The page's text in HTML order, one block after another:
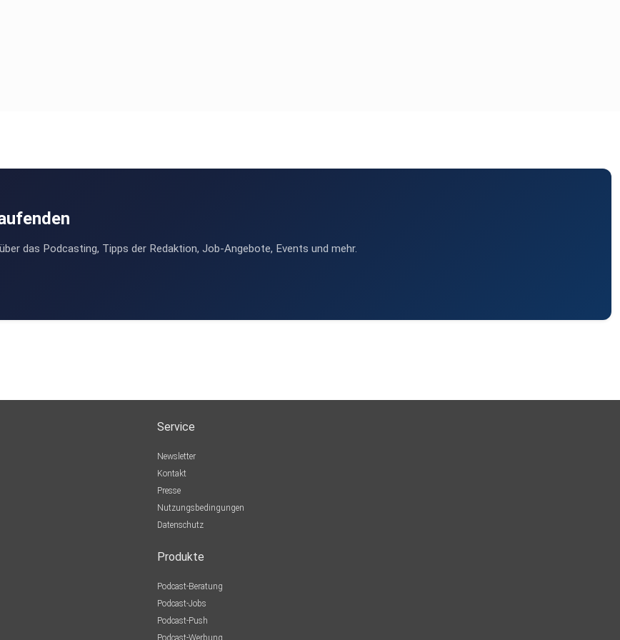
das Podcasting, Tipps der Redaktion, Job-Angebote, Events und mehr.
Service
Newsletter
Kontakt
Presse
Nutzungsbedingungen
Datenschutz
Produkte
Podcast-Beratung
Podcast-Jobs
Podcast-Push
Podcast-Werbung